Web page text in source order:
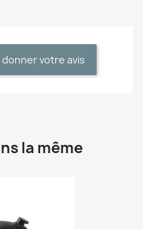
votre avis
la même